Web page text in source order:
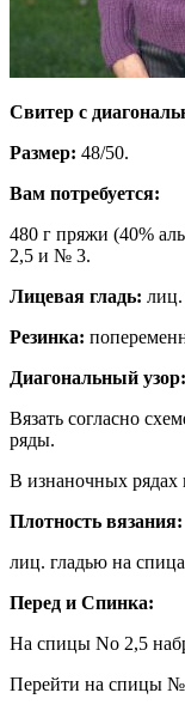
Свитер с
Размер: 48/50.
Вам потребуется:
480 г пряжи (40%
2,5 и № 3.
Лицевая гладь:
Резинка:
Диагональный узор:
Вязать согласно
ряды.
В изнаночных рядах
Плотность вязания:
лиц. гладью на
Перед и Спинка:
На спицы No 2,5
Перейти на спицы №